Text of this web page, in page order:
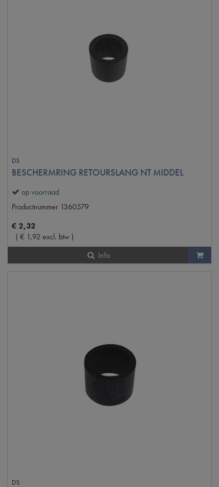
DS
BESCHERMRING RETOURSLANG NT MIDDEL
op voorraad
Productnummer 1360579
€ 2,32
( € 1,92 excl. btw )
Info
DS